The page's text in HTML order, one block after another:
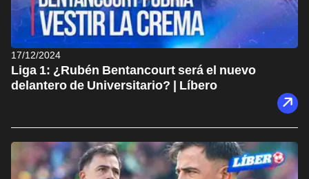
17/12/2024
Liga 1: ¿Rubén Bentancourt será el nuevo
delantero de Universitario? | Líbero